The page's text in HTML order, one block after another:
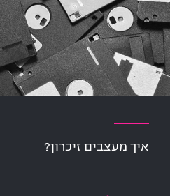
איך מעצבים זיכרון?